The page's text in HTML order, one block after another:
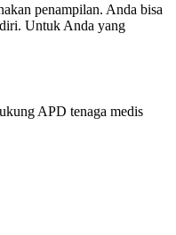
penampilan. Anda bisa
Untuk Anda yang
APD tenaga medis